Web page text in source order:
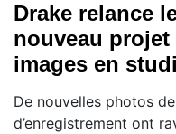
Drake relance
nouveau
images en
De nouvelles photos
d’enregistrement ont